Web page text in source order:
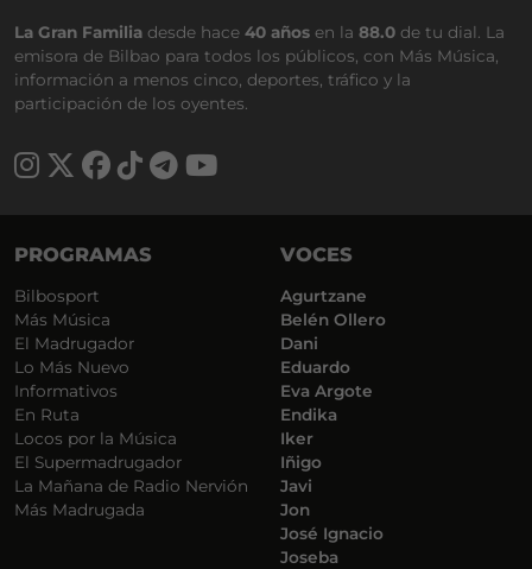
La Gran Familia desde hace 40 años en la 88.0 de tu dial. La
emisora de Bilbao para todos los públicos, con Más Música,
información a menos cinco, deportes, tráfico y la
participación de los oyentes.
PROGRAMAS
Bilbosport
Más Música
El Madrugador
Lo Más Nuevo
Informativos
En Ruta
Locos por la Música
El Supermadrugador
La Mañana de Radio Nervión
Más Madrugada
VOCES
Agurtzane
Belén Ollero
Dani
Eduardo
Eva Argote
Endika
Iker
Iñigo
Javi
Jon
José Ignacio
Joseba